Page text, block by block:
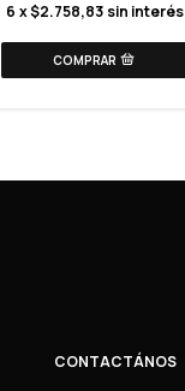
6 x$2.758,83 sin interés
CONTACTÁNOS